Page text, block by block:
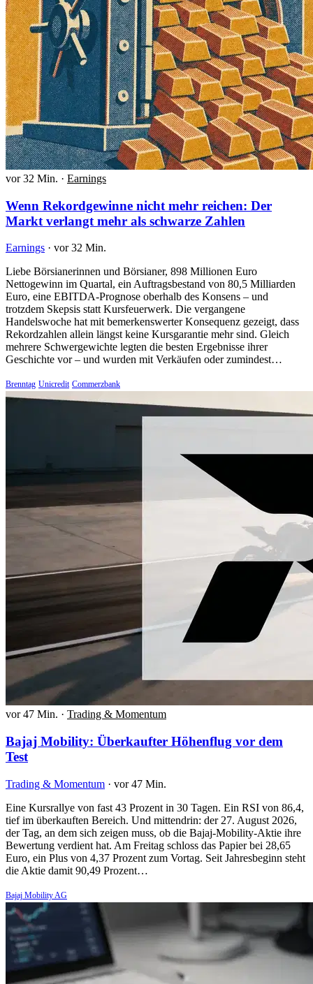
vor 32 Min. · Earnings
Wenn Rekordgewinne nicht mehr reichen: Der
Markt verlangt mehr als schwarze Zahlen
Earnings · vor 32 Min.
Liebe Börsianerinnen und Börsianer, 898 Millionen Euro
Nettogewinn im Quartal, ein Auftragsbestand von 80,5 Milliarden
Euro, eine EBITDA-Prognose oberhalb des Konsens – und
trotzdem Skepsis statt Kursfeuerwerk. Die vergangene
Handelswoche hat mit bemerkenswerter Konsequenz gezeigt, dass
Rekordzahlen allein längst keine Kursgarantie mehr sind. Gleich
mehrere Schwergewichte legten die besten Ergebnisse ihrer
Geschichte vor – und wurden mit Verkäufen oder zumindest…
Brenntag Unicredit Commerzbank
vor 47 Min. · Trading & Momentum
Bajaj Mobility: Überkaufter Höhenflug vor dem
Test
Trading & Momentum · vor 47 Min.
Eine Kursrallye von fast 43 Prozent in 30 Tagen. Ein RSI von 86,4,
tief im überkauften Bereich. Und mittendrin: der 27. August 2026,
der Tag, an dem sich zeigen muss, ob die Bajaj-Mobility-Aktie ihre
Bewertung verdient hat. Am Freitag schloss das Papier bei 28,65
Euro, ein Plus von 4,37 Prozent zum Vortag. Seit Jahresbeginn steht
die Aktie damit 90,49 Prozent…
Bajaj Mobility AG